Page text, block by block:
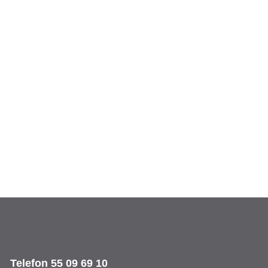
Telefon55 09 69 10